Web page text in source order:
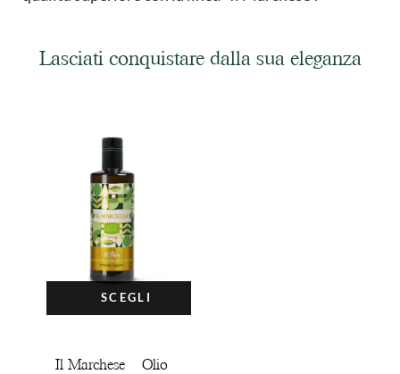
Lasciati conquistare dalla sua eleganza
SCEGLI
Il Marchese – Olio